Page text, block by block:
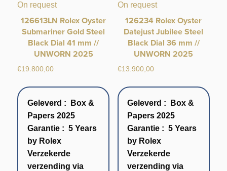
On request
126613LN Rolex Oyster
Submariner Gold Steel
Black Dial 41 mm //
UNWORN 2025
€19.800,00
Geleverd : Box &
Papers 2025
Garantie : 5 Years
by Rolex
Verzekerde
verzending via
On request
126234 Rolex Oyster
Datejust Jubilee Steel
Black Dial 36 mm //
UNWORN 2025
€13.900,00
Geleverd : Box &
Papers 2025
Garantie : 5 Years
by Rolex
Verzekerde
verzending via